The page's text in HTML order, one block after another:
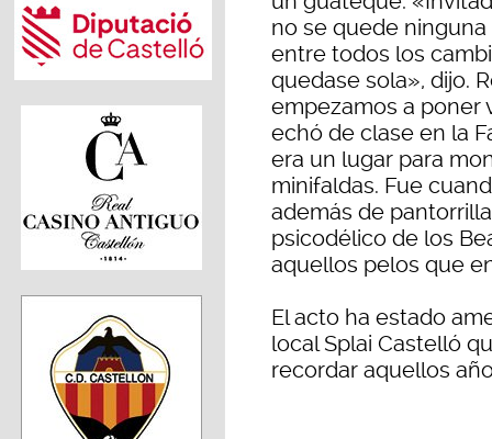
no se quede
entre todos los
quedase sola», dijo.
empezamos a poner
echó de clase en la
era un lugar para
minifaldas. Fue
además de
psicodélico de los
aquellos pelos que
El acto ha estado
local Splai Castelló
recordar aquellos